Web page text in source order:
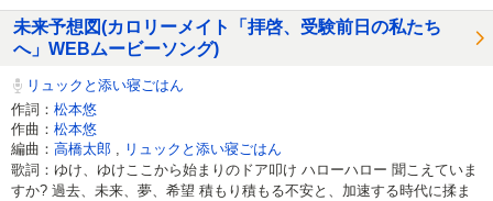
未来予想図(カロリーメイト「拝啓、受験前日の私たち
へ」WEBムービーソング)
リュックと添い寝ごはん
作詞： 松本悠
作曲： 松本悠
編曲： 高橋太郎 リュックと添い寝ごはん
歌詞：ゆけ、ゆけここから始まりのドア叩け ハローハロー 聞こえていま
すか? 過去、未来、夢、希望 積もり積もる不安と、加速する時代に揉ま